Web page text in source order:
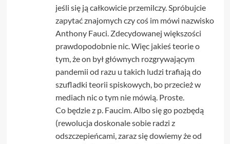
jeśli się ją całkowicie przemilczy. Spróbujcie
zapytać znajomych czy coś im mówi nazwisko
Anthony Fauci. Zdecydowanej większości
prawdopodobnie nic. Więc jakieś teorie o
tym, że on był głównych rozgrywającym
pandemii od razu u takich ludzi trafiają do
szufladki teorii spiskowych, bo przecież w
mediach nic o tym nie mówią. Proste.
Co będzie z p. Faucim. Albo się go pozbędą
(rewolucja doskonale sobie radzi z
odszczepieńcami, zaraz się dowiemy że od